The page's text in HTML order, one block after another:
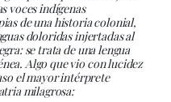
voces indígenas
de una historia colonial,
doloridas injertadas al
se trata de una lengua
Algo que vio con lucidez
el mayor intérprete
milagrosa: